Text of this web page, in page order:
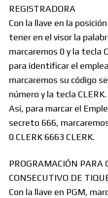
REGISTRADORA
Con la llave en la
tener en el visor la
marcaremos 0 y la tecla
para identificar el
marcaremos su código
número y la tecla CLERK.
Así, para marcar el
secreto 666,
0 CLERK 6663 CLERK.
PROGRAMACIÓN
CONSECUTIVO DE
Con la llave en PGM,